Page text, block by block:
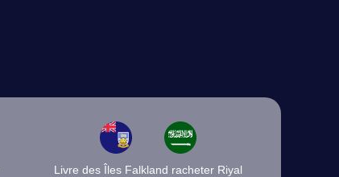
Livre des Îles Falkland racheter Riyal